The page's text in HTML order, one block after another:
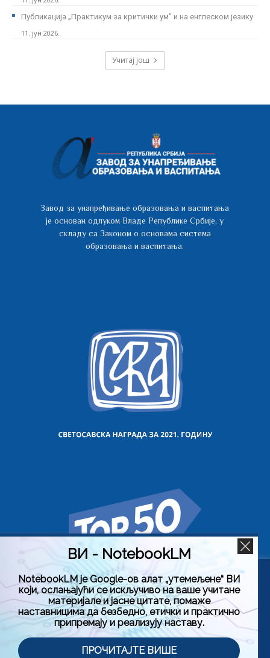
Публикација „Практикум за критички ум” и на енглеском језику
11. јун 2026.
Учитај још
Завод за унапређивање образовања и васпитања
је основан одлуком Владе Републике Србије, у
складу са Законом о основама система
образовања и васпитања.
Политика приватности Услови коришћења (Лиценца)
Користимо колачиће на овој веб страници да бисмо вам
побољшали искуство коришћења нашег сајта тако што
ћемо запамтити ваше жељене поставке. Кликом на
„Прихвати све“, пристајете на употребу СВИХ колачића.
Међутим, можете да посетите „Подешавање колачића“
да бисте дали контролисану сагласност.
ВИ - NotebookLM
NotebookLM је Google-ов алат „утемељене“ ВИ
који, ослањајући се искључиво на ваше учитане
материјале и јасне цитате, помаже
наставницима да безбедно, етички и практично
припремају и реализују наставу.
ПРОЧИТАЈТЕ ВИШЕ